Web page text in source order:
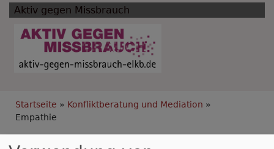
Aktiv gegen Missbrauch
Breadcrumb
Startseite
Konfliktberatung und Mediation
Empathie